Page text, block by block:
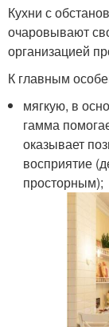
Кухни с
очаровывают
организацией
К главным
мягкую, в
гамма
оказывает
восприятие
просторным);